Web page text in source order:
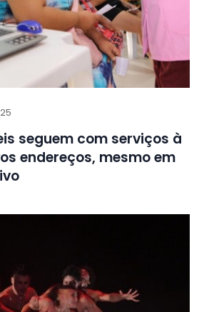
seguem com serviços à
endereços, mesmo em